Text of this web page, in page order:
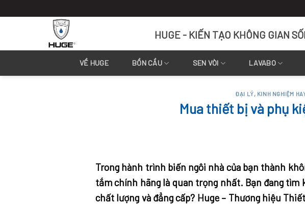
to
HUGE - KIẾN TẠO KHÔNG GIAN
VỀ HUGE BỒN CẦU SEN VÒI LAVABO
ĐẠI LÝ, KINH NGHIỆM
Mua thiết bị và phụ
Trong hành trình biến ngôi nhà của bạn thành
tắm chính hãng là quan trọng nhất. Bạn đang
chất lượng và đẳng cấp? Huge – Thương hiệu